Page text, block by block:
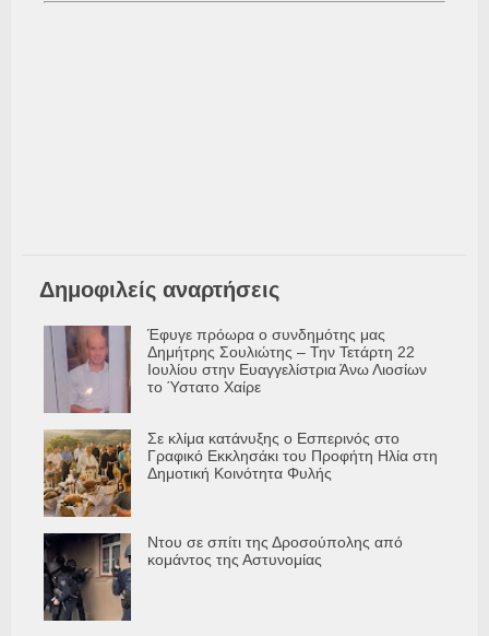
Δημοφιλείς αναρτήσεις
Έφυγε πρόωρα ο συνδημότης μας
Δημήτρης Σουλιώτης – Την Τετάρτη 22
Ιουλίου στην Ευαγγελίστρια Άνω Λιοσίων
το Ύστατο Χαίρε
Σε κλίμα κατάνυξης ο Εσπερινός στο
Γραφικό Εκκλησάκι του Προφήτη Ηλία στη
Δημοτική Κοινότητα Φυλής
Ντου σε σπίτι της Δροσούπολης από
κομάντος της Αστυνομίας